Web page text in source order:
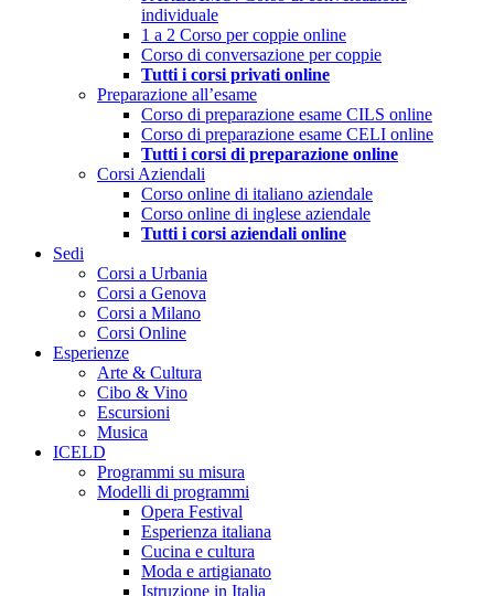
individuale
1 a 2 Corso per coppie online
Corso di conversazione per coppie
Tutti i corsi privati online
Preparazione all’esame
Corso di preparazione esame CILS online
Corso di preparazione esame CELI online
Tutti i corsi di preparazione online
Corsi Aziendali
Corso online di italiano aziendale
Corso online di inglese aziendale
Tutti i corsi aziendali online
Sedi
Corsi a Urbania
Corsi a Genova
Corsi a Milano
Corsi Online
Esperienze
Arte & Cultura
Cibo & Vino
Escursioni
Musica
ICELD
Programmi su misura
Modelli di programmi
Opera Festival
Esperienza italiana
Cucina e cultura
Moda e artigianato
Istruzione in Italia